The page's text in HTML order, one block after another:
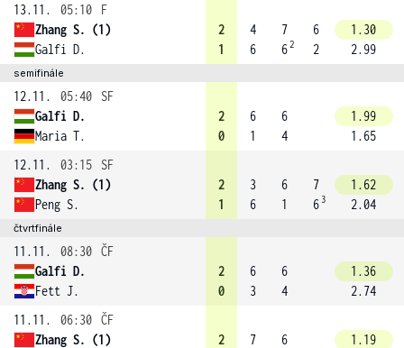
13.11.
05:10
F
Zhang S. (1)
Galfi D.
2
1
4
6
7
62
6
2
1.30
2.99
semifinále
12.11. 05:40
SF
Galfi D.
Maria T.
2
0
6
1
6
4
1.99
1.65
12.11.
03:15
SF
Zhang S. (1)
Peng S.
2
1
3
6
6
1
7
6 3
1.62
2.04
čtvrtfinále
11.11. 08:30 ČF
Galfi D.
Fett J.
2
0
6
3
6
4
1.36
2.74
11.11.
06:30 ČF
Zhang S. (1)
2
7
6
1.19